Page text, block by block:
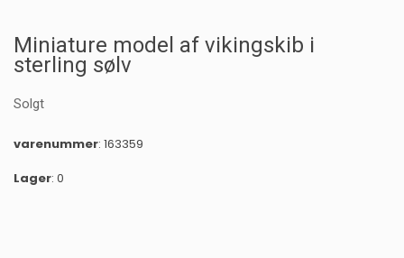
Miniature model af vikingskib i
sterling sølv
Solgt
varenummer: 163359
Lager: 0